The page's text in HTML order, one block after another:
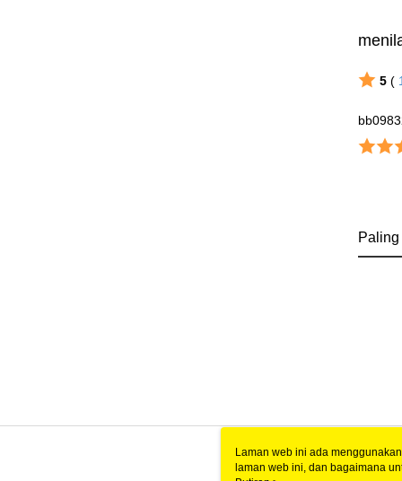
5( 1
Laman web ini ada
laman web ini, dan bagaimana